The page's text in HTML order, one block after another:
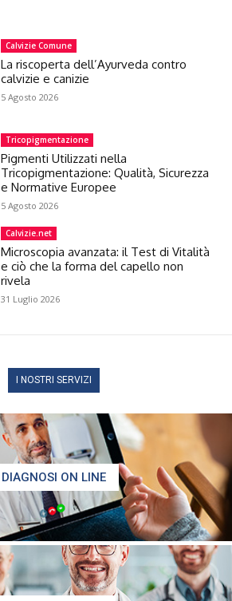
Calvizie Comune
La riscoperta dell’Ayurveda contro
calvizie e canizie
5 Agosto 2026
Tricopigmentazione
Pigmenti Utilizzati nella
Tricopigmentazione: Qualità, Sicurezza
e Normative Europee
5 Agosto 2026
Calvizie.net
Microscopia avanzata: il Test di Vitalità
e ciò che la forma del capello non
rivela
31 Luglio 2026
I NOSTRI SERVIZI
DIAGNOSI ON LINE